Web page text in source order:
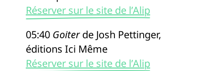
Réserver sur le site de l’Alip
05:40 Goiterde Josh Pettinger,
éditions Ici Même
Réserver sur le site de l’Alip